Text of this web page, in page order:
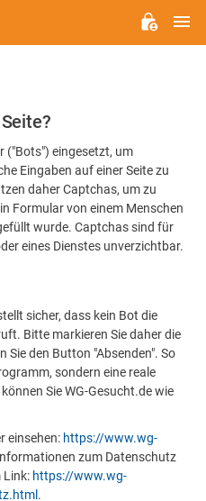
("Bots") eingesetzt, um
Eingaben auf einer Seite zu
daher Captchas, um zu
Formular von einem Menschen
wurde. Captchas sind für
eines Dienstes unverzichtbar.
sicher, dass kein Bot die
Bitte markieren Sie daher die
Sie den Button "Absenden". So
sondern eine reale
Sie WG-Gesucht.de wie
einsehen: https://www.wg-
zum Datenschutz
Link: https://www.wg-
.